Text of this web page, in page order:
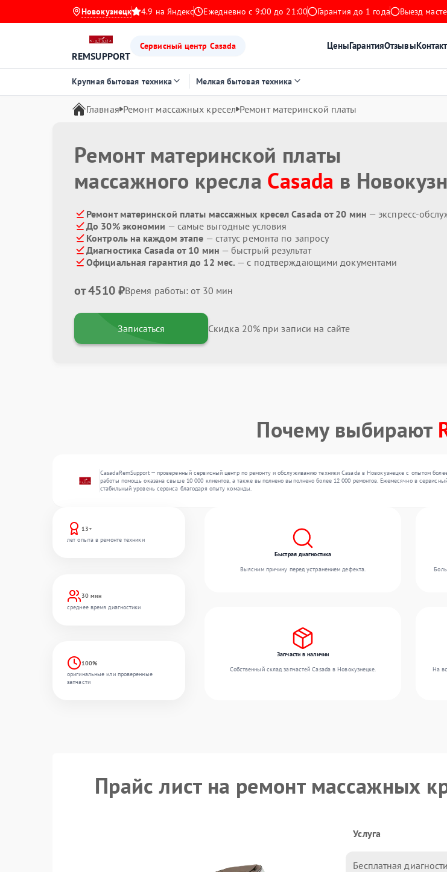
Новокузнецк 4.9 на Яндекс Ежедневно с 9:00 до 21:00 Гарантия до 1 года Выезд
REMSUPPORT
Сервисный центр Casada ЦеныГарантияОтзывы
Крупная бытовая техника Мелкая бытовая техника
Главная Ремонт массажных кресел Ремонт материнской платы
Ремонт материнской платы
массажного кресла Casada в
Ремонт материнской платы массажных кресел Casada от 20 мин — экспресс-
До 30% экономии — самые выгодные условия
Контроль на каждом этапе — статус ремонта по запросу
Диагностика Casada от 10 мин — быстрый результат
Официальная гарантия до 12 мес. — с подтверждающими документами
от 4510 ₽Время работы: от 30 мин
Записаться Скидка 20% при записи на сайте
Почему выбирают
CasadaRemSupport — проверенный сервисный центр по ремонту и обслуживанию техники Casada в Новокузнецке с опытом
работы помощь оказана свыше 10 000 клиентов, а также выполнено выполнено более 12 000 ремонтов. Ежемесячно в
стабильный уровень сервиса благодаря опыту команды.
13+
лет опыта в ремонте техники
30 мин
среднее время диагностики
100%
оригинальные или проверенные
запчасти
Быстрая диагностика
Выясним причину перед устранением дефекта.
Запчасти в наличии
Собственный склад запчастей Casada в Новокузнецке.
На
Прайс лист на ремонт массажных
Услуга
Бесплатная